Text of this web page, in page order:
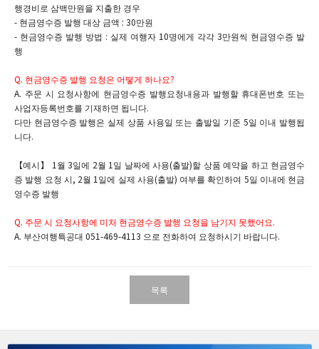
행경비로 삼백만원을 지출한 경우
- 현금영수증 발행 대상 금액 : 30만원
- 현금영수증 발행 방법 : 실제 여행자 10명에게 각각 3만원씩 현금영수증 발
행
Q. 현금영수증 발행 요청은 어떻게 하나요?
A. 주문 시 요청사항에 현금영수증 발행요청내용과 발행할 휴대폰번호 또는
사업자등록번호를 기재하면 됩니다.
다만 현금영수증 발행은 실제 상품 사용일 또는 출발일 기준 5일 이내 발행됩
니다.
【예시】 1월 3일에 2월 1일 날짜에 사용(출발)할 상품 예약을 하고 현금영수
증 발행 요청 시, 2월 1일에 실제 사용(출발) 여부를 확인하여 5일 이내에 현금
영수증 발행
Q. 주문 시 요청사항에 미처 현금영수증 발행 요청을 남기지 못했어요.
A. 부산여행특공대 051-469-4113 으로 전화하여 요청하시기 바랍니다.​​ ​
목록